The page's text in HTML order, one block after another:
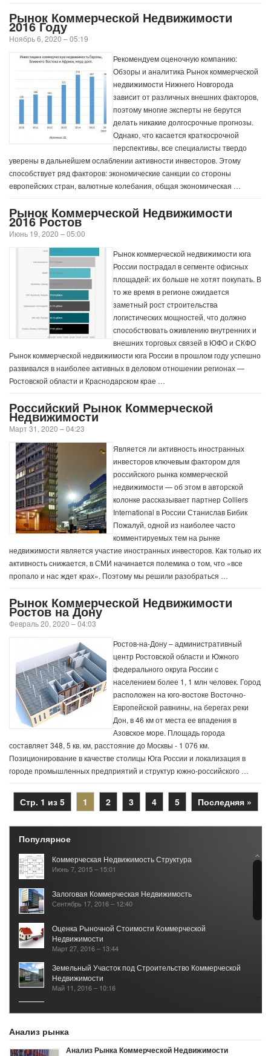
Рынок Коммерческой Недвижимости
2016 Году
Ноябрь 6, 2020 – 05:19
Рекомендуем оценочную компанию:
Обзоры и аналитика Рынок коммерческой
недвижимости Нижнего Новгорода
зависит от различных внешних факторов,
поэтому многие эксперты не берутся
делать никакие долгосрочные прогнозы.
Однако, что касается краткосрочной
перспективы, все специалисты твердо
уверены в дальнейшем ослаблении активности инвесторов. Этому
способствует ряд факторов: экономические санкции со стороны
европейских стран, валютные колебания, общая экономическая …
Рынок Коммерческой Недвижимости
2016 Ростов
Июнь 19, 2020 – 05:00
Рынок коммерческой недвижимости юга
России пострадал в сегменте офисных
площадей: их больше не хотят покупать. В
то же время в регионе ожидается
заметный рост строительства
логистических мощностей, что должно
способствовать оживлению внутренних и
внешних торговых связей в ЮФО и СКФО
Рынок коммерческой недвижимости юга России в прошлом году успешно
развивался в наиболее активных в деловом отношении регионах —
Ростовской области и Краснодарском крае …
Российский Рынок Коммерческой
Недвижимости
Март 31, 2020 – 04:23
Является ли активность иностранных
инвесторов ключевым фактором для
российского рынка коммерческой
недвижимости — об этом в авторской
колонке рассказывает партнер Colliers
International в России Станислав Бибик
Пожалуй, одной из наиболее часто
комментируемых тем на рынке
недвижимости является участие иностранных инвесторов. Как только их
активность снижается, в СМИ начинается полемика о том, что «все
пропало и нас ждет крах». Поэтому мы решили разобраться …
Рынок Коммерческой Недвижимости
Ростов на Дону
Февраль 20, 2020 – 04:03
Ростов-на-Дону – административный
центр Ростовской области и Южного
федерального округа России с
населением более 1, 1 млн человек. Город
расположен на юго-востоке Восточно-
Европейской равнины, на берегах реки
Дон, в 46 км от места ее впадения в
Азовское море. Площадь города
составляет 348, 5 кв. км, расстояние до Москвы - 1 076 км.
Позиционирование в качестве столицы Юга России и локализация в
городе промышленных предприятий и структур южно-российского …
Стр. 1 из 5 1 2 3 4 5 Последняя »
Популярное
Коммерческая Недвижимость Структура
Июнь 7, 2015 – 15:01
Залоговая Коммерческая Недвижимость
Сентябрь 17, 2016 – 12:40
Оценка Рыночной Стоимости Коммерческой
Недвижимости
Март 27, 2016 – 13:44
Земельный Участок под Строительство Коммерческой
Недвижимости
Май 11, 2016 – 10:16
Январь 25, 2021 – 05:40
Анализ рынка
Анализ Рынка Коммерческой Недвижимости